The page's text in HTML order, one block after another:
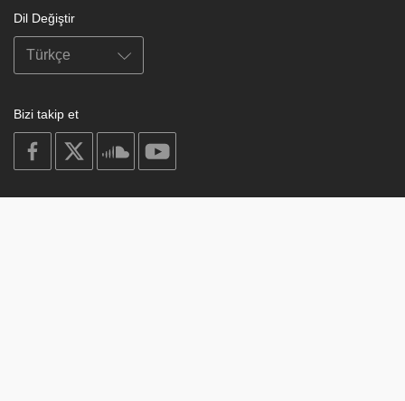
Dil Değiştir
Bizi takip et
on
facebook
soundcloud